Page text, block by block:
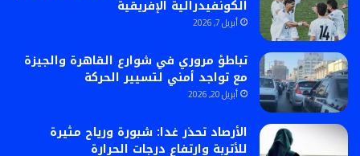
الكونفيدرالية الإفريقية
أبريل 7, 2026
تباطؤ مروري في شوارع القاهرة والجيزة
مع تواجد أمني لتسيير الحركة
أبريل 20, 2026
الأرصاد تحذر غدا: شبورة ورياح مثيرة
للأتربة وارتفاع درجات الحرارة